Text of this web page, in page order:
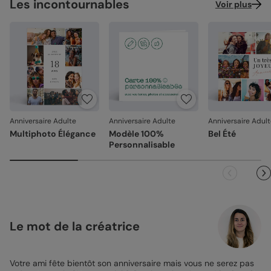
Les incontournables Voir plus
Anniversaire Adulte
Multiphoto Élégance
Anniversaire Adulte
Modèle 100%
Personnalisable
Anniversaire
Bel Été
Le mot de la créatrice
Votre ami fête bientôt son anniversaire mais vous ne serez pas